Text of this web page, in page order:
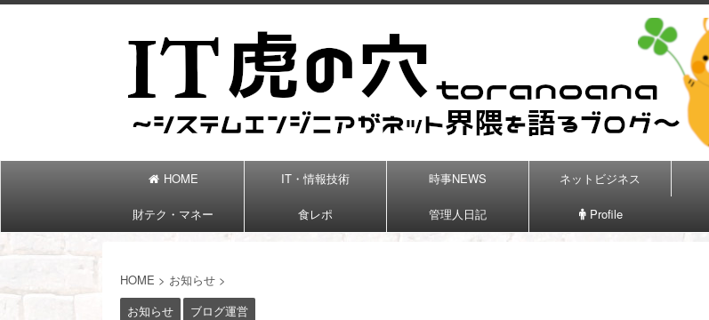
HOME IT・情報技術 時事NEWS ネットビジネス
財テク・マネー 食レポ 管理人日記 Profile
HOME > お知らせ >
お知らせ
ブログ運営